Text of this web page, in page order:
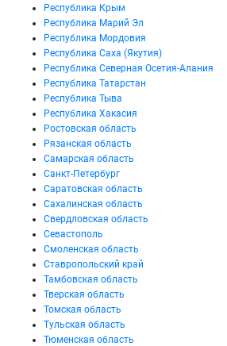
Республика Крым
Республика Марий Эл
Республика Мордовия
Республика Саха (Якутия)
Республика Северная Осетия-Алания
Республика Татарстан
Республика Тыва
Республика Хакасия
Ростовская область
Рязанская область
Самарская область
Санкт-Петербург
Саратовская область
Сахалинская область
Свердловская область
Севастополь
Смоленская область
Ставропольский край
Тамбовская область
Тверская область
Томская область
Тульская область
Тюменская область